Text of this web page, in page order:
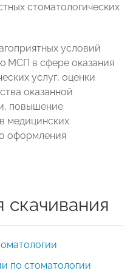
стоматологических
условий
МСП в сфере оказания
услуг, оценки
оказанной
повышение
медицинских
оформления
по стоматологии